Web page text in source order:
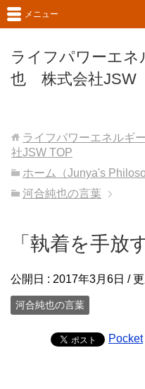
ライフパワーエ
也 株式会社JSW
メニュー
ライフパワーエネル
社JSW TOP
ホーム（Junya's
河合純也の言葉
「執着を手放
公開日 : 2017年3月6日 /
河合純也の言葉
Pocket